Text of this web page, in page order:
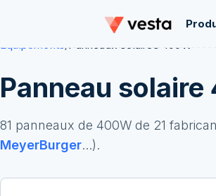
Équipements/Panneaux solaires 400 W
Panneau solaire
81 panneaux de 400W de 21
MeyerBurger...).